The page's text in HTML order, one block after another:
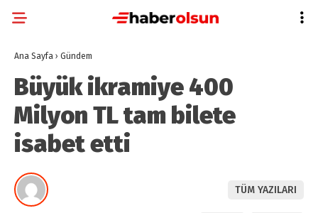
Ana Sayfa › Gündem
Büyük ikramiye 400
Milyon TL tam bilete
isabet etti
TÜM YAZILARI